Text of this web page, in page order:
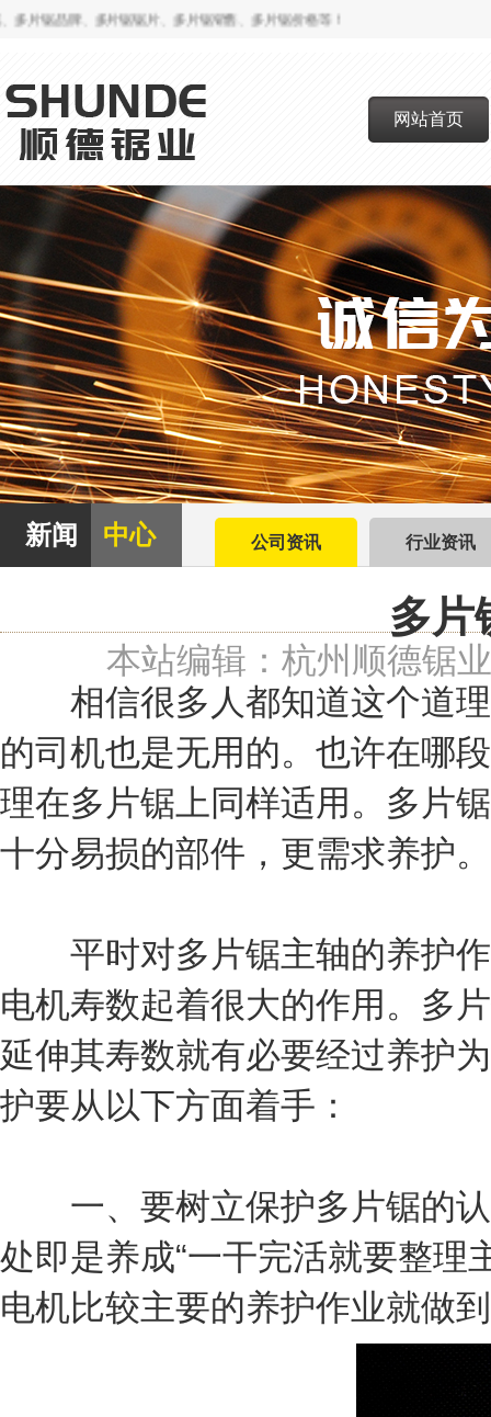
锯品牌、多片锯锯片、多片锯销售、多片锯价格等！
网站首页
新闻 中心 公司资讯 行业资讯
多片
本站编辑：杭州顺德锯
相信很多人都知道这个道理
的司机也是无用的。也许在哪
理在多片锯上同样适用。多片
十分易损的部件，更需求养护。
平时对多片锯主轴的养护作
电机寿数起着很大的作用。多
延伸其寿数就有必要经过养护
护要从以下方面着手：
一、要树立保护多片锯的认
处即是养成“一干完活就要整理
电机比较主要的养护作业就做